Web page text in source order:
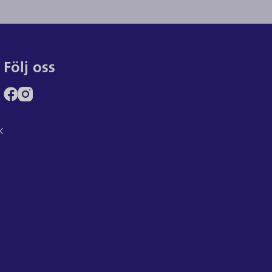
Följ oss